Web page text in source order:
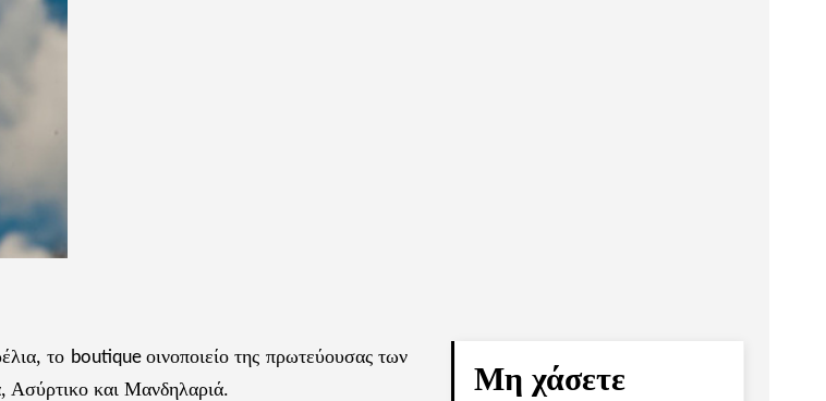
το boutiqueοινοποιείο της πρωτεύουσας των
Ασύρτικο και Μανδηλαριά.
Μη χάσετε